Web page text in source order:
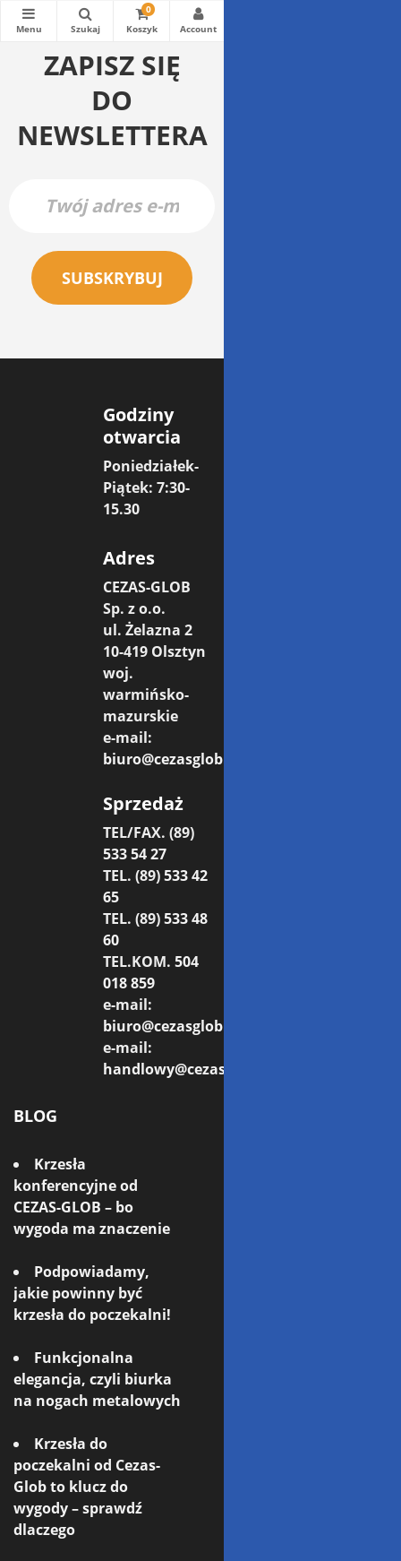
0
ZAPISZ SIĘ
DO
NEWSLETTERA
SUBSKRYBUJ
Godziny
otwarcia
Poniedziałek-
Piątek: 7:30-
15.30
Adres
CEZAS-GLOB
Sp. z o.o.
ul. Żelazna 2
10-419 Olsztyn
woj.
warmińsko-
mazurskie
e-mail:
biuro@cezasglob.pl
Sprzedaż
TEL/FAX. (89)
533 54 27
TEL. (89)533 42
65
TEL. (89)533 48
60
TEL.KOM. 504
018 859
e-mail:
biuro@cezasglob.pl
e-mail:
handlowy@cezasglob.pl
BLOG
Krzesła
konferencyjne od
CEZAS-GLOB – bo
wygoda ma znaczenie
Podpowiadamy,
jakie powinny być
krzesła do poczekalni!
Funkcjonalna
elegancja, czyli biurka
na nogach metalowych
Krzesła do
poczekalni od Cezas-
Glob to klucz do
wygody – sprawdź
dlaczego